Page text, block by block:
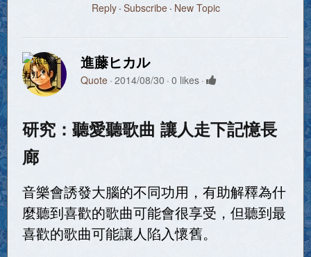
Reply Subscribe New Topic
進藤ヒカル
Quote 2014/08/30 0 likes
研究：聽愛聽歌曲 讓人走下記憶長
廊
音樂會誘發大腦的不同功用，有助解釋為什
麼聽到喜歡的歌曲可能會很享受，但聽到最
喜歡的歌曲可能讓人陷入懷舊。